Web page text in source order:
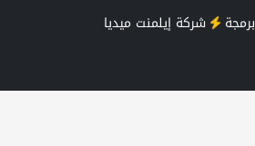
شركة إيلمنت ميديا